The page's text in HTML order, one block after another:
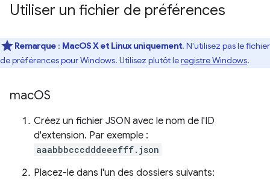
Utiliser un fichier de préférences
Remarque : MacOS X et Linux uniquement. N'utilisez pas le fichier
de préférences pour Windows. Utilisez plutôt leregistre Windows.
macOS
Créez un fichier JSON avec le nom de l'ID
d'extension. Par exemple :
aaabbbcccdddeeefff.json
Placez-le dans l'un des dossiers suivants: